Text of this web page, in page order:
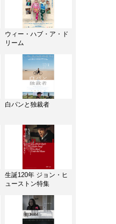
ウィー・ハブ・ア・ド
リーム
白パンと独裁者
生誕120年 ジョン・ヒ
ューストン特集